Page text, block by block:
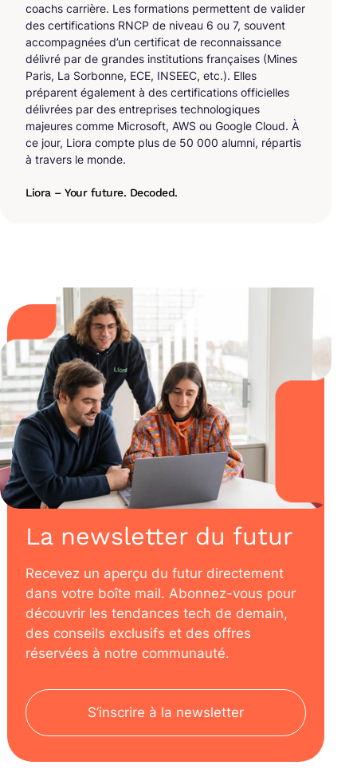
coachs carrière. Les formations permettent de valider
des certifications RNCP de niveau 6 ou 7, souvent
accompagnées d’un certificat de reconnaissance
délivré par de grandes institutions françaises (Mines
Paris, La Sorbonne, ECE, INSEEC, etc.). Elles
préparent également à des certifications officielles
délivrées par des entreprises technologiques
majeures comme Microsoft, AWS ou Google Cloud. À
ce jour, Liora compte plus de 50 000 alumni, répartis
à travers le monde.
Liora – Your future. Decoded.
La newsletter du futur
Recevez un aperçu du futur directement
dans votre boîte mail. Abonnez-vous pour
découvrir les tendances tech de demain,
des conseils exclusifs et des offres
réservées à notre communauté.
S’inscrire à la newsletter